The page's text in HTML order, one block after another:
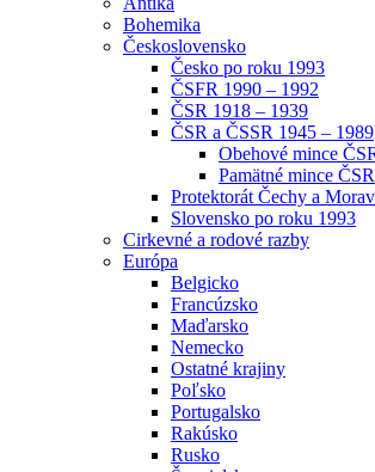
Bohemika
Československo
Česko po roku 1993
ČSFR 1990 – 1992
ČSR 1918 – 1939
ČSR a ČSSR 1945 – 1989
Obehové mince
Pamätné mince
Protektorát Čechy a
Slovensko po roku 1993
Cirkevné a rodové razby
Európa
Belgicko
Francúzsko
Maďarsko
Nemecko
Ostatné krajiny
Poľsko
Portugalsko
Rakúsko
Rusko